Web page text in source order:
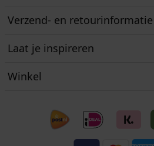
Verzend- en retourinformatie
Laat je inspireren
Winkel